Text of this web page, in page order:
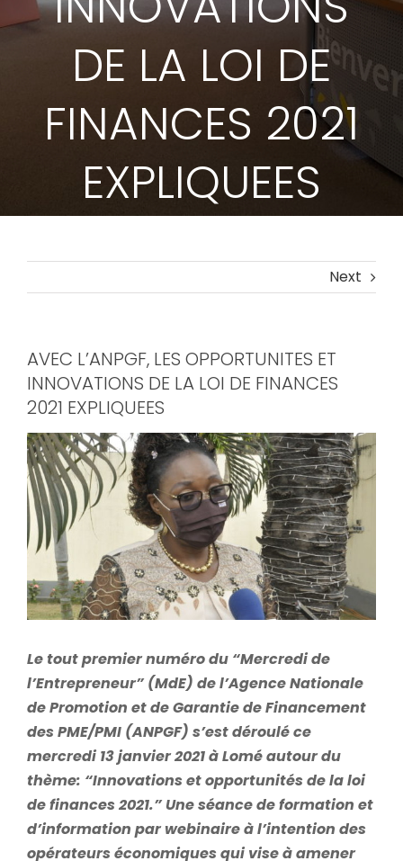
DE LA LOI DE
FINANCES 2021
EXPLIQUEES
Next
AVEC L’ANPGF, LES OPPORTUNITES ET
INNOVATIONS DE LA LOI DE FINANCES
2021 EXPLIQUEES
View
Larger
Image
Le tout premier numéro du “Mercredi de
l’Entrepreneur”(MdE) de l’Agence Nationale
de Promotion et de Garantie de Financement
des PME/PMI (ANPGF) s’est déroulé ce
mercredi 13 janvier 2021 à Lomé autour du
thème: “Innovations et opportunités de la loi
de finances 2021.” Une séance de formation et
d’information par webinaire à l’intention des
opérateurs économiques qui vise à amener